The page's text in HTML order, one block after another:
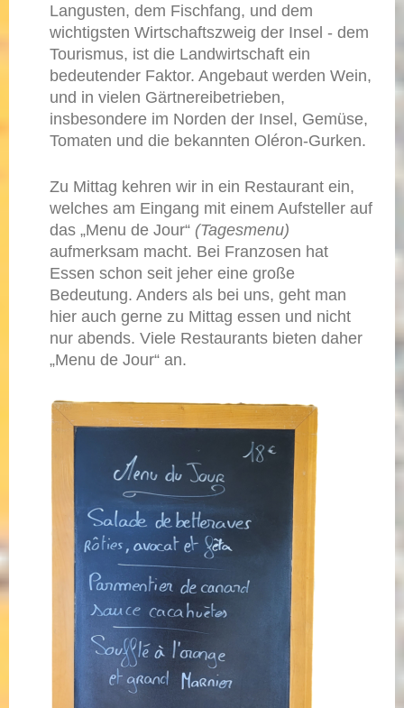
Langusten, dem Fischfang, und dem
wichtigsten Wirtschaftszweig der Insel - dem
Tourismus, ist die Landwirtschaft ein
bedeutender Faktor. Angebaut werden Wein,
und in vielen Gärtnereibetrieben,
insbesondere im Norden der Insel, Gemüse,
Tomaten und die bekannten Oléron-Gurken.
Zu Mittag kehren wir in ein Restaurant ein,
welches am Eingang mit einem Aufsteller auf
das „Menu de Jour“ (Tagesmenu)
aufmerksam macht. Bei Franzosen hat
Essen schon seit jeher eine große
Bedeutung. Anders als bei uns, geht man
hier auch gerne zu Mittag essen und nicht
nur abends. Viele Restaurants bieten daher
„Menu de Jour“ an.